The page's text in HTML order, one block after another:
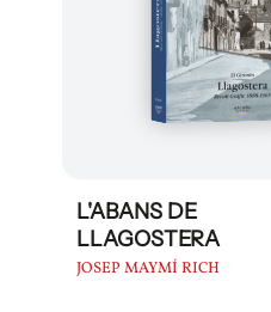
L'ABANS DE
LLAGOSTERA
JOSEP MAYMÍ RICH